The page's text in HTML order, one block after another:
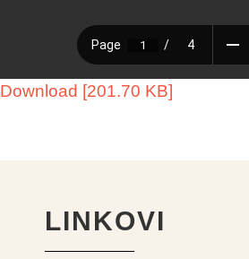
Download [201.70 KB]
LINKOVI